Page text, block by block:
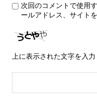
次回のコメントで使用
ールアドレス、サイトを
上に表示された文字を入力